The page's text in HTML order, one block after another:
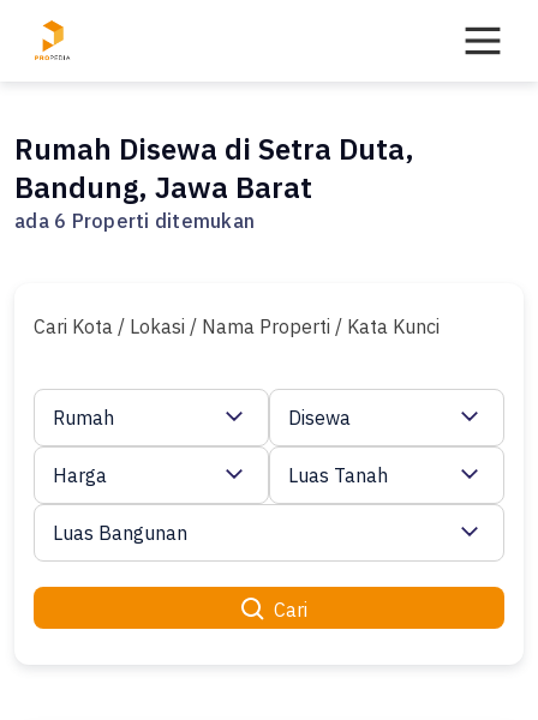
Rumah Disewa di Setra Duta,
Bandung, Jawa Barat
ada 6 Properti ditemukan
Cari Kota / Lokasi / Nama Properti / Kata Kunci
Cari
Rumah Disewa
Harga Luas Tanah
Luas Bangunan